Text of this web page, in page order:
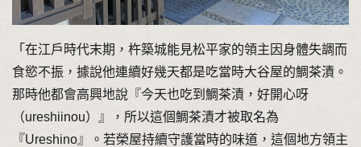
「在江戶時代末期，杵築城能見松平家的領主因身體失調而
食慾不振，據說他連續好幾天都是吃當時大谷屋的鯛茶漬。
那時他都會高興地說『今天也吃到鯛茶漬，好開心呀
（ureshiinou）』，所以這個鯛茶漬才被取名為
『Ureshino』。若榮屋持續守護當時的味道，這個地方領主